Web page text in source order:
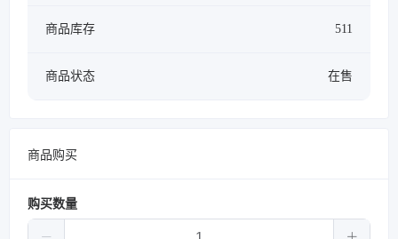
商品库存 511
商品状态 在售
商品购买
购买数量